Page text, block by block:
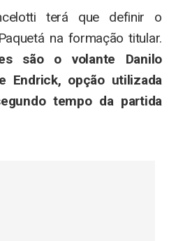
terá que definir o
na formação titular.
são o volante Danilo
Endrick, opção utilizada
tempo da partida